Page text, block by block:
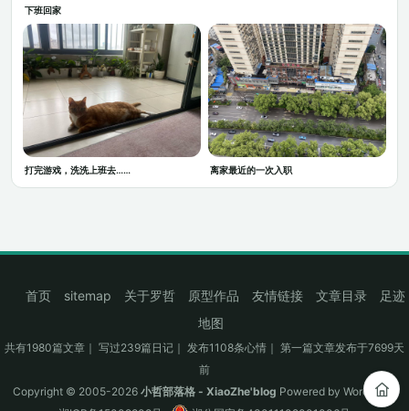
下班回家
打完游戏，洗洗上班去…… 离家最近的一次入职
首页 sitemap 关于罗哲 原型作品 友情链接 文章目录
足迹
地图
共有1980篇文章｜ 写过239篇日记｜ 发布1108条心情｜ 第一篇文章发布于7699天
前
Copyright © 2005-2026 小哲部落格 - XiaoZhe'blog Powered by WordPress